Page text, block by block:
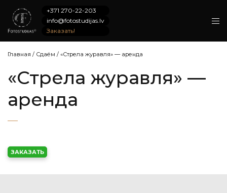
+371 270-22-203
info@fotostudijas.lv
Заказать!
Главная / Сдаём / «Стрела журавля» — аренда
«Стрела журавля» —
аренда
ЗАКАЗАТЬ